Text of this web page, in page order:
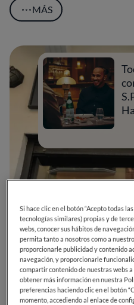
MÁS
0 0
Si hace clic en el botón “Acepto todas
tecnologías similares) propias y de
webs, conocer sus hábitos de
permita tanto a nosotros como a
proporcionarle publicidad y contenido
navegación, y proporcionarle
compartir contenido de nuestras webs
obtener más información en nuestra
preferencias haciendo clic en el botón
momento, accediendo al enlace de